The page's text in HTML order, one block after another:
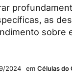
as
sobre
2024 em Células do